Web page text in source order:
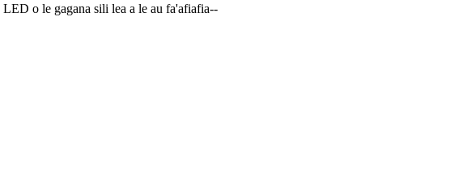
o le gagana sili lea a le au fa'afiafia--